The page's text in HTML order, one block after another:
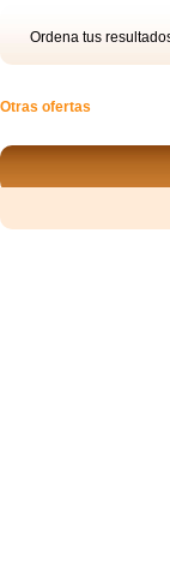
Ordena tus
Otras ofertas